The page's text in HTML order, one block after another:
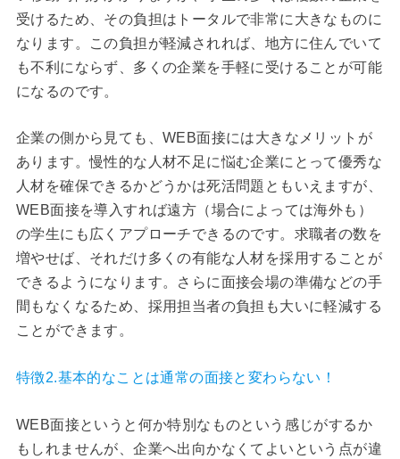
受けるため、その負担はトータルで非常に大きなものに
なります。この負担が軽減されれば、地方に住んでいて
も不利にならず、多くの企業を手軽に受けることが可能
になるのです。
企業の側から見ても、WEB面接には大きなメリットが
あります。慢性的な人材不足に悩む企業にとって優秀な
人材を確保できるかどうかは死活問題ともいえますが、
WEB面接を導入すれば遠方（場合によっては海外も）
の学生にも広くアプローチできるのです。求職者の数を
増やせば、それだけ多くの有能な人材を採用することが
できるようになります。さらに面接会場の準備などの手
間もなくなるため、採用担当者の負担も大いに軽減する
ことができます。
特徴2.基本的なことは通常の面接と変わらない！
WEB面接というと何か特別なものという感じがするか
もしれませんが、企業へ出向かなくてよいという点が違